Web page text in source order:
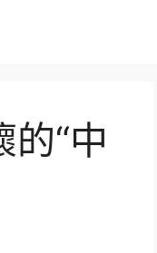
“中